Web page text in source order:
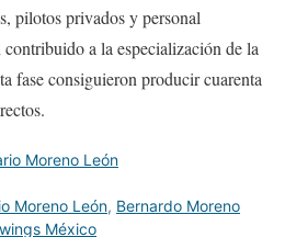
pilotos privados y personal
a la especialización de la
fase consiguieron producir cuarenta
Moreno León
Moreno León, Bernardo Moreno
México